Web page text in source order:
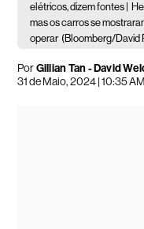
elétricos, dizem fontes |
mas os carros se
operar (Bloomberg/David
PorGillian Tan - David
31 de Maio, 2024 | 10:35 AM